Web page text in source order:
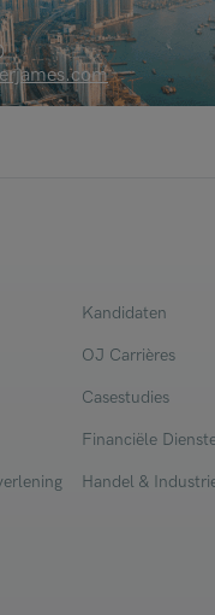
Kandidaten
OJ Carrières
Casestudies
Financiële
Handel &